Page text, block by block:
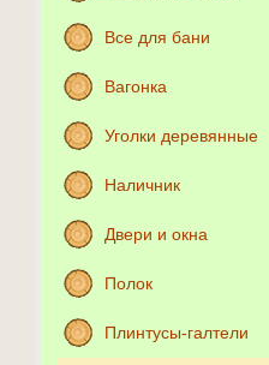
Все для бани
Вагонка
Уголки деревянные
Наличник
Двери и окна
Полок
Плинтусы-галтели